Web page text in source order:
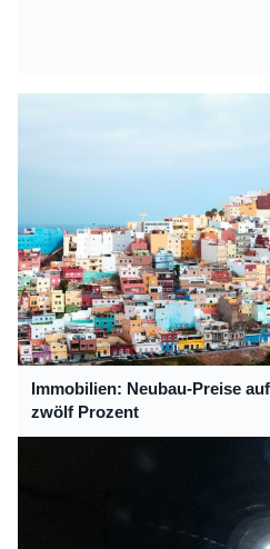
Immobilien: Neubau-Preise
zwölf Prozent